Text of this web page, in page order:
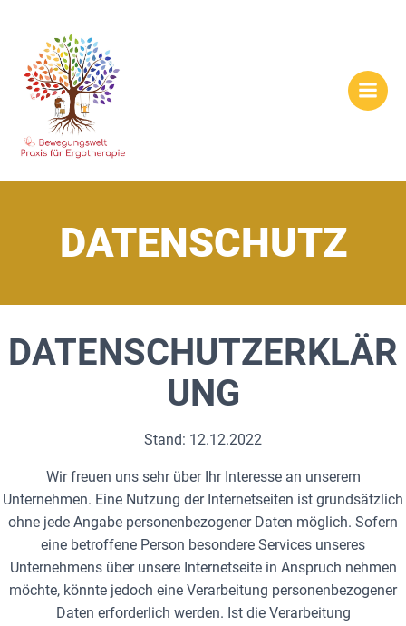
DATENSCHUTZ
DATENSCHUTZERKLÄR
UNG
Stand: 12.12.2022
Wir freuen uns sehr über Ihr Interesse an unserem
Unternehmen. Eine Nutzung der Internetseiten ist grundsätzlich
ohne jede Angabe personenbezogener Daten möglich. Sofern
eine betroffene Person besondere Services unseres
Unternehmens über unsere Internetseite in Anspruch nehmen
möchte, könnte jedoch eine Verarbeitung personenbezogener
Daten erforderlich werden. Ist die Verarbeitung